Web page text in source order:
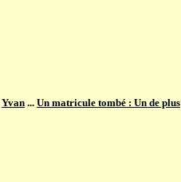
Yvan ... Un matricule tombé : Un de plus